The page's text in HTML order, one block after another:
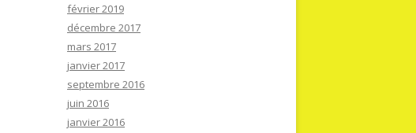
février 2019
décembre 2017
mars 2017
janvier 2017
septembre 2016
juin 2016
janvier 2016